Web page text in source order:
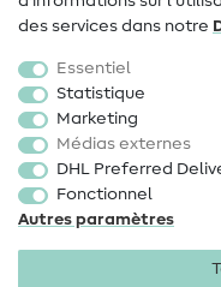
Accessoires de couture
Promotions
des services dans notre
Essentiel
Statistique
Marketing
Médias externes
DHL Preferred
Fonctionnel
Autres paramètres